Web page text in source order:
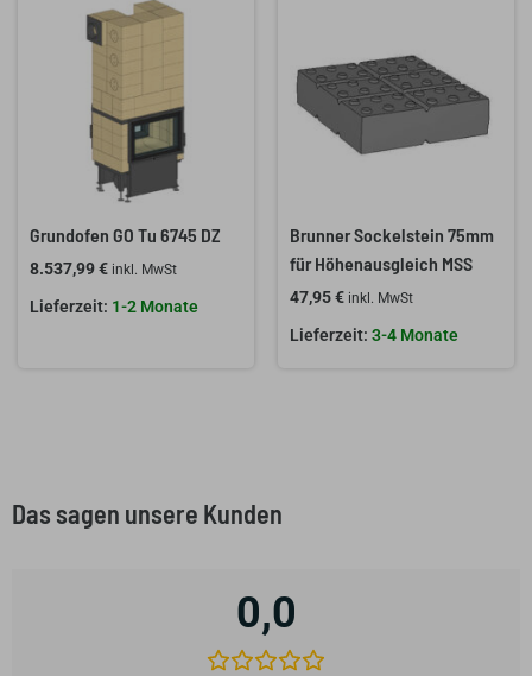
Grundofen GO Tu 6745 DZ
8.537,99€ inkl. MwSt
1-2 Monate
Brunner Sockelstein 75mm
für Höhenausgleich MSS
47,95€ inkl. MwSt
3-4 Monate
Das sagen unsere Kunden
0,0